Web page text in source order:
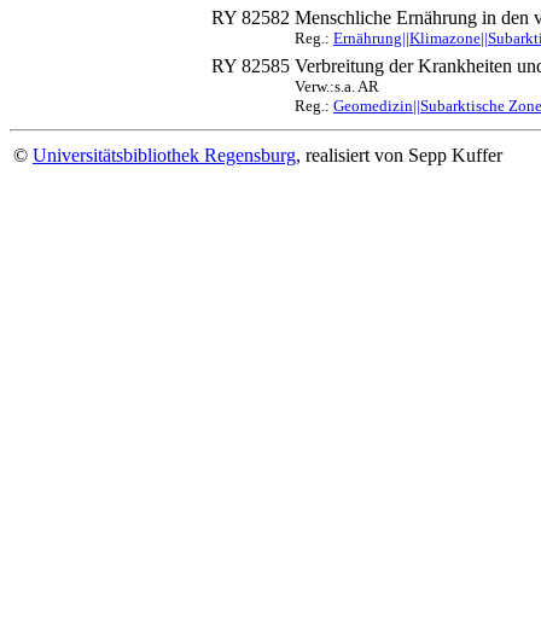
RY 82582 Menschliche Ernährung in den
Reg.:
RY 82585 Verbreitung der Krankheiten
Verw.:s.a. AR
Reg.: Geomedizin||Subarktische Zone
© Universitätsbibliothek Regensburg, realisiert von Sepp Kuffer